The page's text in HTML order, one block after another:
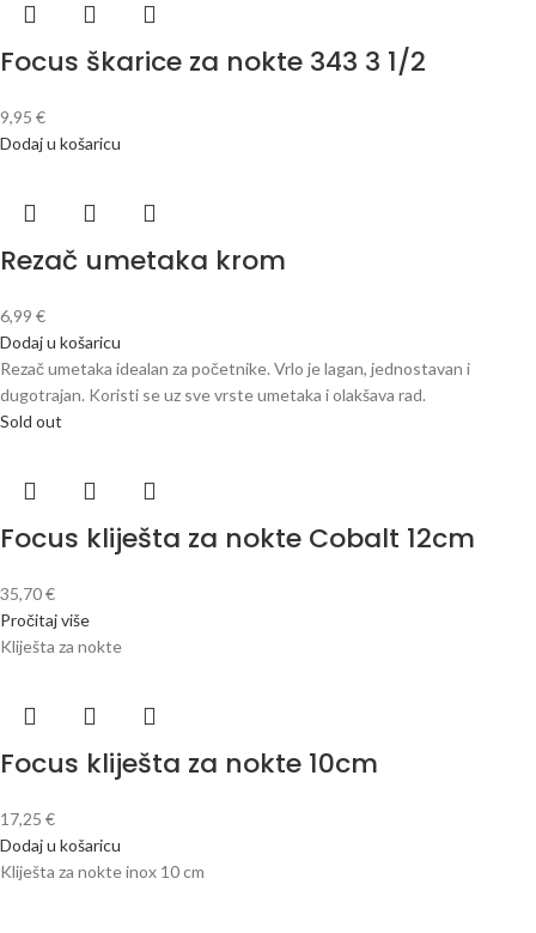
Focus škarice za nokte 343 3 1/2
9,95 €
Dodaj u košaricu
Rezač umetaka krom
6,99 €
Dodaj u košaricu
Rezač umetaka idealan za početnike. Vrlo je lagan, jednostavan i
dugotrajan. Koristi se uz sve vrste umetaka i olakšava rad.
Sold out
Focus kliješta za nokte Cobalt 12cm
35,70€
Pročitaj više
Kliješta za nokte
Focus kliješta za nokte 10cm
17,25 €
Dodaj u košaricu
Kliješta za nokte inox 10 cm